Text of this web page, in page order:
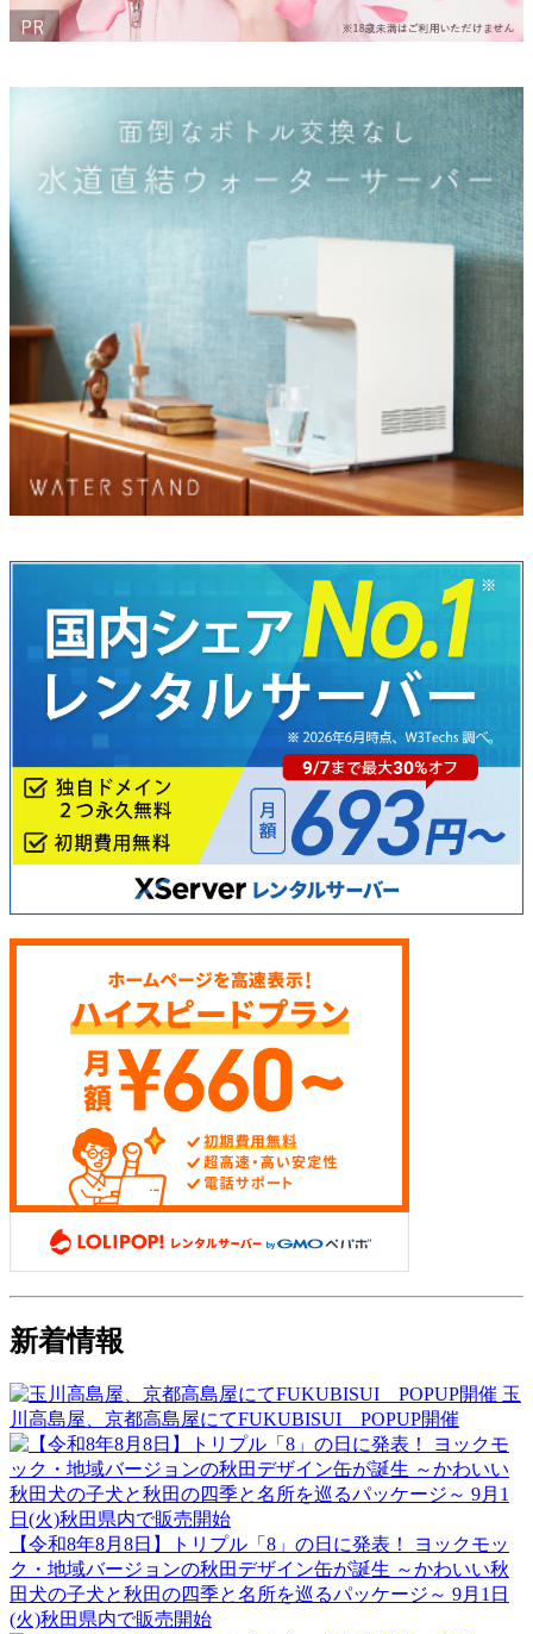
新着情報
玉
川高島屋、京都高島屋にてFUKUBISUI POPUP開催
【令和8年8月8日】トリプル「8」の日に発表！ ヨックモッ
ク・地域バージョンの秋田デザイン缶が誕生 ～かわいい秋
田犬の子犬と秋田の四季と名所を巡るパッケージ～ 9月1日
(火)秋田県内で販売開始